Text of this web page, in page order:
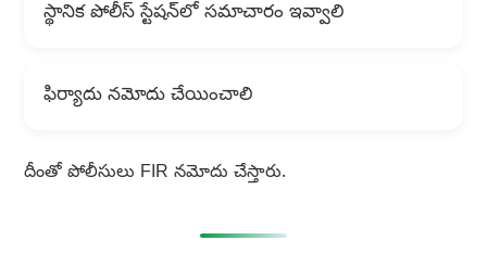
స్థానిక పోలీస్ స్టేషన్‌లో సమాచారం ఇవ్వాలి
ఫిర్యాదు నమోదు చేయించాలి
దీంతో పోలీసులు FIR నమోదు చేస్తారు.